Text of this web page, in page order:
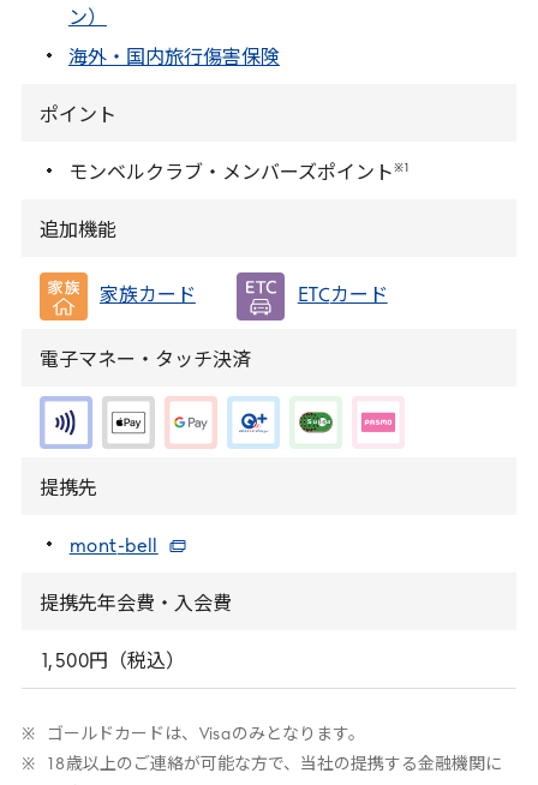
ン）
海外・国内旅行傷害保険
ポイント
モンベルクラブ・メンバーズポイント ※1
追加機能
家族カード ETCカード
電子マネー・タッチ決済
提携先
mont-bell
提携先年会費・入会費
, 500円（税込）
ゴールドカードは、 Visaのみとなります。
18 歳以上のご連絡が可能な方で、当社の提携する金融機関に